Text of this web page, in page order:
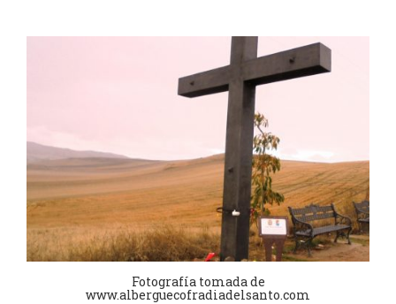
Fotografía tomada de
www.alberguecofradiadelsanto.com